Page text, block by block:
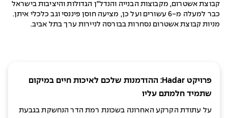
קבוצת אשטרום, מקבוצות הבנייה והנדל"ן הגדולות והיציבות בישראל
כבר למעלה מ-6 עשורים ועל כן, מציעה חוסן פיננסי וגב כלכלי איתן.
מניות קבוצת אשטרום נסחרות בבורסה לניירות ערך בתל אביב.
פרויקט Hadar: ההזדמנות שלכם לאיכות חיים במיקום
שתמיד חלמתם עליו
על עתודת הקרקע האחרונה בשכונת רמת הדר הנחשקת בגבעת